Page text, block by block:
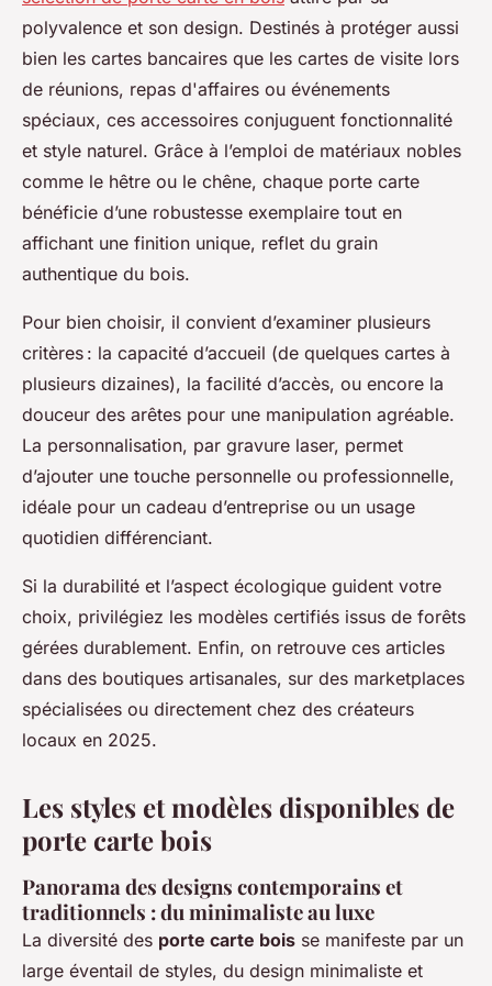
polyvalence et son design. Destinés à protéger aussi
bien les cartes bancaires que les cartes de visite lors
de réunions, repas d'affaires ou événements
spéciaux, ces accessoires conjuguent fonctionnalité
et style naturel. Grâce à l’emploi de matériaux nobles
comme le hêtre ou le chêne, chaque porte carte
bénéficie d’une robustesse exemplaire tout en
affichant une finition unique, reflet du grain
authentique du bois.
Pour bien choisir, il convient d’examiner plusieurs
critères : la capacité d’accueil (de quelques cartes à
plusieurs dizaines), la facilité d’accès, ou encore la
douceur des arêtes pour une manipulation agréable.
La personnalisation, par gravure laser, permet
d’ajouter une touche personnelle ou professionnelle,
idéale pour un cadeau d’entreprise ou un usage
quotidien différenciant.
Si la durabilité et l’aspect écologique guident votre
choix, privilégiez les modèles certifiés issus de forêts
gérées durablement. Enfin, on retrouve ces articles
dans des boutiques artisanales, sur des marketplaces
spécialisées ou directement chez des créateurs
locaux en 2025.
Les styles et modèles disponibles de
porte carte bois
Panorama des designs contemporains et
traditionnels : du minimaliste au luxe
La diversité des porte carte bois se manifeste par un
large éventail de styles, du design minimaliste et